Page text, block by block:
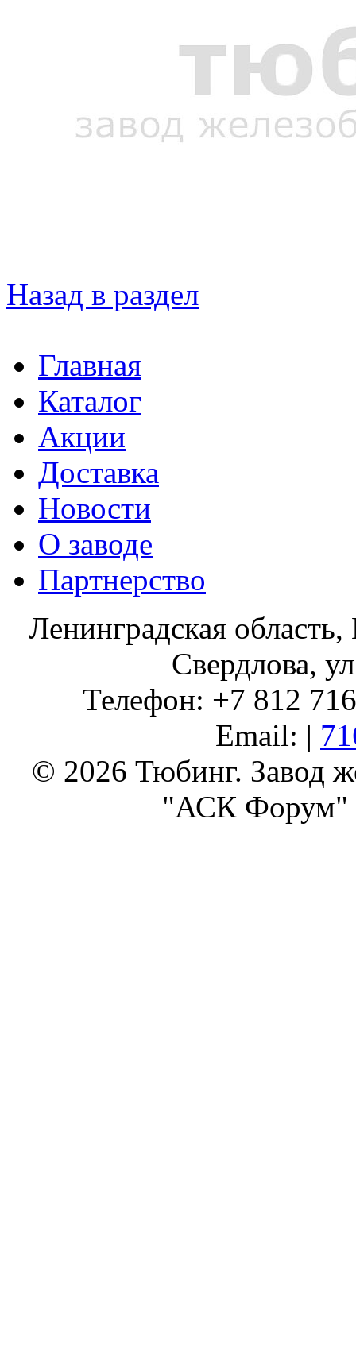
Назад в раздел
Главная
Каталог
Акции
Доставка
Новости
О заводе
Партнерство
Ленинградская
Свердлова,
Телефон: +7 812
Email: |
© 2026 Тюбинг. Завод
"АСК Форум"